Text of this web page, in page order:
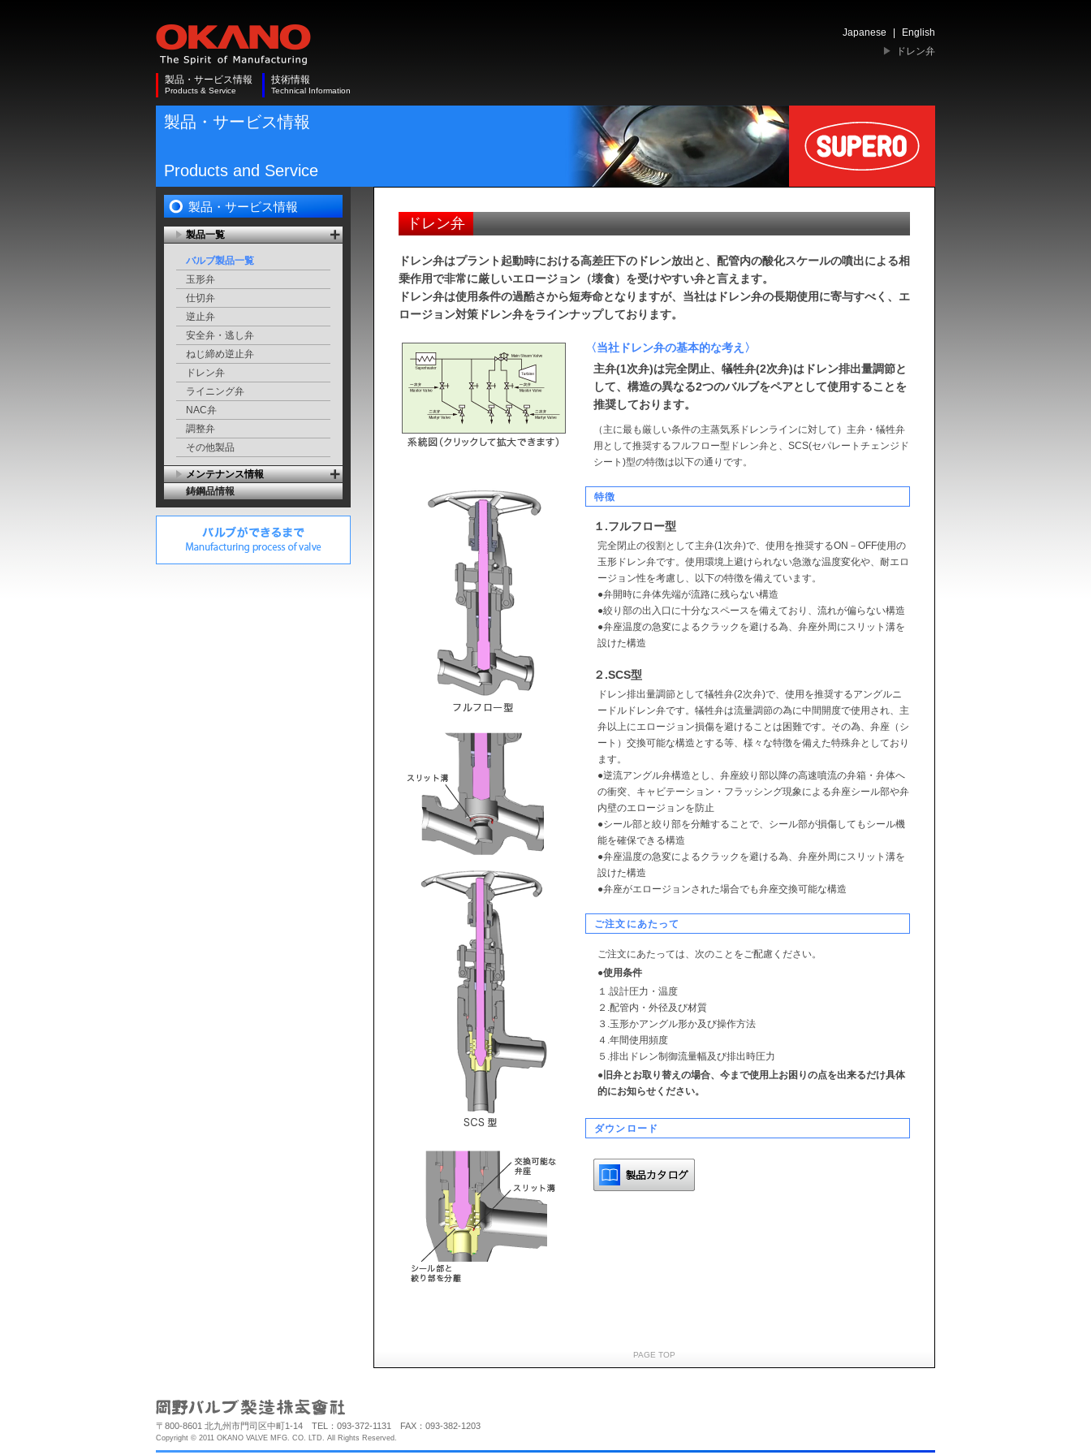
Japanese
English
▶
ドレン弁
製品・サービス情報
Products & Service
技術情報
Technical Information
製品・サービス情報
Products and Service
製品・サービス情報
製品一覧
バルブ製品一覧
玉形弁
仕切弁
逆止弁
安全弁・逃し弁
ねじ締め逆止弁
ドレン弁
ライニング弁
NAC弁
調整弁
その他製品
メンテナンス情報
鋳鋼品情報
ドレン弁
ドレン弁はプラント起動時における高差圧下のドレン放出と、配管内の酸化スケールの噴出による相
乗作用で非常に厳しいエロージョン（壊食）を受けやすい弁と言えます。
ドレン弁は使用条件の過酷さから短寿命となりますが、当社はドレン弁の長期使用に寄与すべく、エ
ロージョン対策ドレン弁をラインナップしております。
〈当社ドレン弁の基本的な考え〉
主弁(1次弁)は完全閉止、犠牲弁(2次弁)はドレン排出量調節と
して、構造の異なる2つのバルブをペアとして使用することを
推奨しております。
（主に最も厳しい条件の主蒸気系ドレンラインに対して）主弁・犠牲弁
用として推奨するフルフロー型ドレン弁と、SCS(セパレートチェンジド
シート)型の特徴は以下の通りです。
特徴
１.フルフロー型
完全閉止の役割として主弁(1次弁)で、使用を推奨するON－OFF使用の
玉形ドレン弁です。使用環境上避けられない急激な温度変化や、耐エロ
ージョン性を考慮し、以下の特徴を備えています。
●弁開時に弁体先端が流路に残らない構造
●絞り部の出入口に十分なスペースを備えており、流れが偏らない構造
●弁座温度の急変によるクラックを避ける為、弁座外周にスリット溝を
設けた構造
２.SCS型
ドレン排出量調節として犠牲弁(2次弁)で、使用を推奨するアングルニ
ードルドレン弁です。犠牲弁は流量調節の為に中間開度で使用され、主
弁以上にエロージョン損傷を避けることは困難です。その為、弁座（シ
ート）交換可能な構造とする等、様々な特徴を備えた特殊弁としており
ます。
●逆流アングル弁構造とし、弁座絞り部以降の高速噴流の弁箱・弁体へ
の衝突、キャビテーション・フラッシング現象による弁座シール部や弁
内壁のエロージョンを防止
●シール部と絞り部を分離することで、シール部が損傷してもシール機
能を確保できる構造
●弁座温度の急変によるクラックを避ける為、弁座外周にスリット溝を
設けた構造
●弁座がエロージョンされた場合でも弁座交換可能な構造
ご注文にあたって
ご注文にあたっては、次のことをご配慮ください。
●使用条件
１.設計圧力・温度
２.配管内・外径及び材質
３.玉形かアングル形か及び操作方法
４.年間使用頻度
５.排出ドレン制御流量幅及び排出時圧力
●旧弁とお取り替えの場合、今まで使用上お困りの点を出来るだけ具体
的にお知らせください。
ダウンロード
PAGE TOP
〒800-8601 北九州市門司区中町1-14 TEL：093-372-1131 FAX：093-382-1203
Copyright © 2011 OKANO VALVE MFG. CO. LTD. All Rights Reserved.